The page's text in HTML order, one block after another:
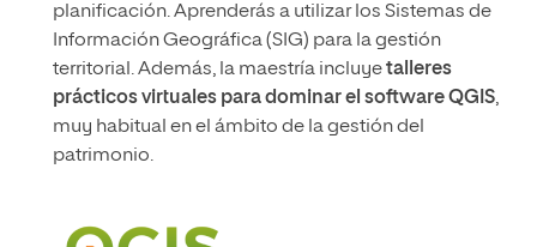
planificación. Aprenderás a utilizar los Sistemas de
Información Geográfica (SIG) para la gestión
territorial. Además, la maestría incluyetalleres
prácticos virtuales para dominar el software QGIS,
muy habitual en el ámbito de la gestión del
patrimonio.